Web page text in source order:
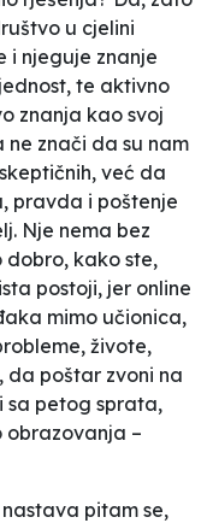
u cjelini
i njeguje znanje
te aktivno
znanja kao svoj
ne znači da su nam
već da
pravda i poštenje
Nje nema bez
kako ste,
postoji, jer online
mimo učionica,
živote,
da poštar zvoni na
sa petog sprata,
obrazovanja –
pitam se,